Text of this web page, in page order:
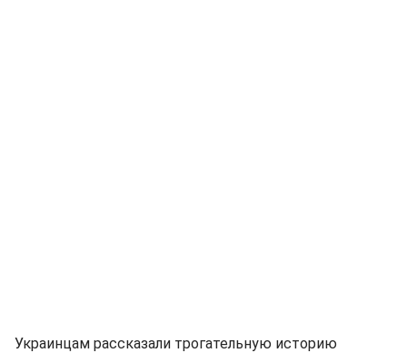
Украинцам рассказали трогательную историю